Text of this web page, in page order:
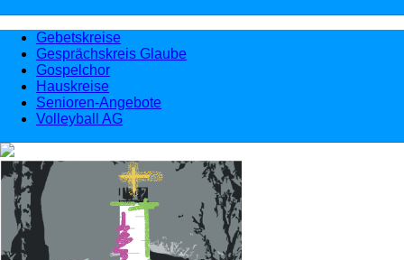
Gebetskreise
Gesprächskreis Glaube
Gospelchor
Hauskreise
Senioren-Angebote
Volleyball AG